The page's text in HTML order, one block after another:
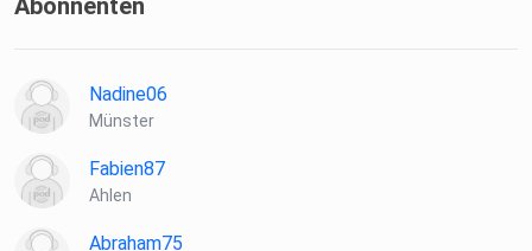
Abonnenten
Nadine06
Münster
Fabien87
Ahlen
Abraham75